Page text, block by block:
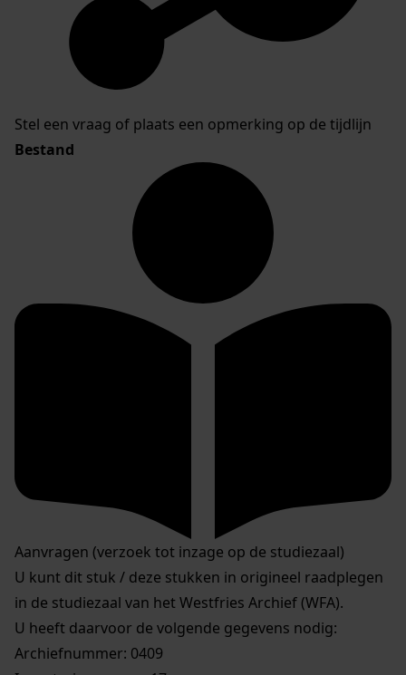
Stel een vraag of plaats een opmerking op de tijdlijn
Bestand
Aanvragen (verzoek tot inzage op de studiezaal)
U kunt dit stuk / deze stukken in origineel raadplegen
in de studiezaal van het Westfries Archief (WFA).
U heeft daarvoor de volgende gegevens nodig:
Archiefnummer: 0409